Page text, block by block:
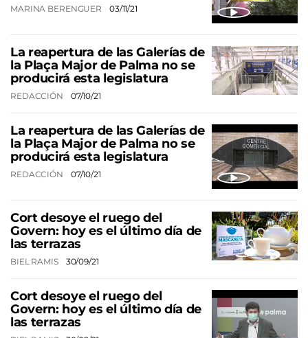
MARINA BERENGUER 03/11/21
La reapertura de las Galerías de
la Plaça Major de Palma no se
producirá esta legislatura
REDACCIÓN 07/10/21
La reapertura de las Galerías de
la Plaça Major de Palma no se
producirá esta legislatura
REDACCIÓN 07/10/21
Cort desoye el ruego del
Govern: hoy es el último día de
las terrazas
BIEL RAMIS 30/09/21
Cort desoye el ruego del
Govern: hoy es el último día de
las terrazas